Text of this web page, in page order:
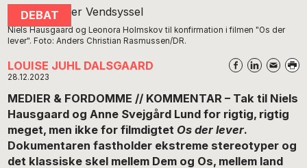
Niels Hausgaard og Leonora Holmskov til konfirmation i filmen "Os der
lever". Foto: Anders Christian Rasmussen/DR.
LOUISE JUHL DALSGAARD
28.12.2023
MEDIER & FORDOMME // KOMMENTAR – Tak til Niels
Hausgaard og Anne Svejgård Lund for rigtig, rigtig
meget, men ikke for filmdigtet Os der lever.
Dokumentaren fastholder ekstreme stereotyper og
det klassiske skel mellem Dem og Os, mellem land